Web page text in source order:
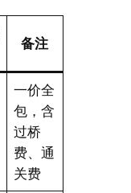
备注
一价全
包，含
过桥
费、通
关费